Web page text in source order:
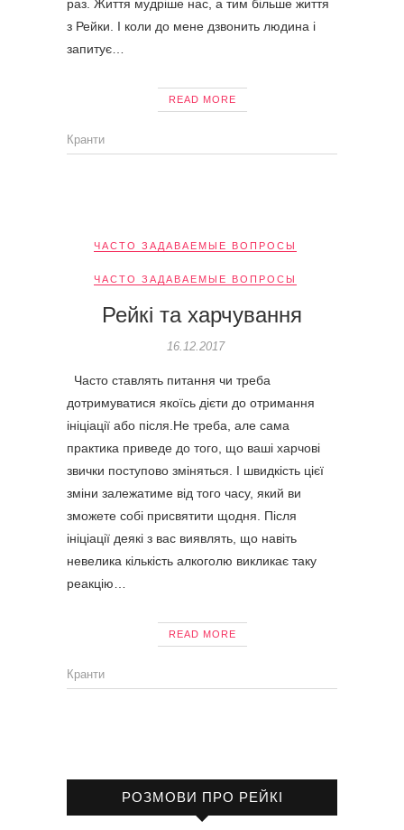
раз. Життя мудріше нас, а тим більше життя
з Рейки. І коли до мене дзвонить людина і
запитує…
READ MORE
Кранти
ЧАСТО ЗАДАВАЕМЫЕ ВОПРОСЫ
ЧАСТО ЗАДАВАЕМЫЕ ВОПРОСЫ
Рейкі та харчування
16.12.2017
Часто ставлять питання чи треба
дотримуватися якоїсь дієти до отримання
ініціації або після.Не треба, але сама
практика приведе до того, що ваші харчові
звички поступово зміняться. І швидкість цієї
зміни залежатиме від того часу, який ви
зможете собі присвятити щодня. Після
ініціації деякі з вас виявлять, що навіть
невелика кількість алкоголю викликає таку
реакцію…
READ MORE
Кранти
РОЗМОВИ ПРО РЕЙКІ